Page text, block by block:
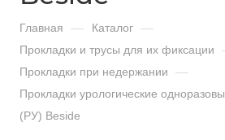
Главная — Каталог —
Прокладки и трусы для их фиксации
Прокладки при недержании —
Прокладки урологические
(РУ) Beside